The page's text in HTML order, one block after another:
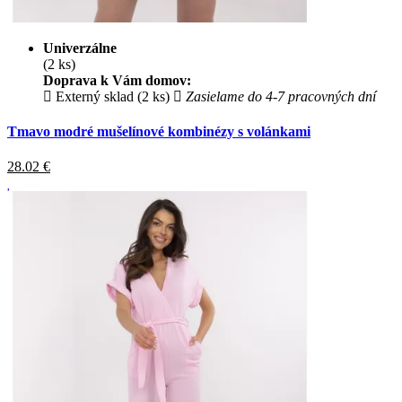
Univerzálne
(2 ks)
Doprava k Vám domov:
Externý sklad (2 ks)
Zasielame do 4-7 pracovných dní
Tmavo modré mušelínové kombinézy s volánkami
28.02 €